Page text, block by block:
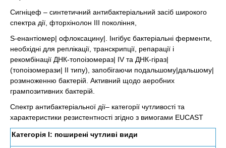
Сигніцеф – синтетичний антибактеріальний засіб широкого
спектра дії, фторхінолон III покоління,
S-енантіомер| офлоксацину|. Інгібує бактеріальні ферменти,
необхідні для реплікації, транскрипції, репарації і
рекомбінації ДНК-топоізомераз| IV та ДНК-гіраз|
(топоізомерази| II типу), запобігаючи подальшому|дальшому|
розмноженню бактерій. Активний щодо аеробних
грампозитивних бактерій.
Спектр антибактеріальної дії– категорії чутливості та
характеристики резистентності згідно з вимогами EUCAST
Категорія I: поширені чутливі види